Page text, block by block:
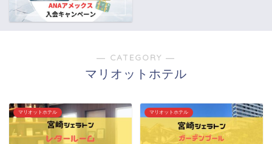
― CATEGORY ―
マリオットホテル
マリオットホテル マリオットホテル